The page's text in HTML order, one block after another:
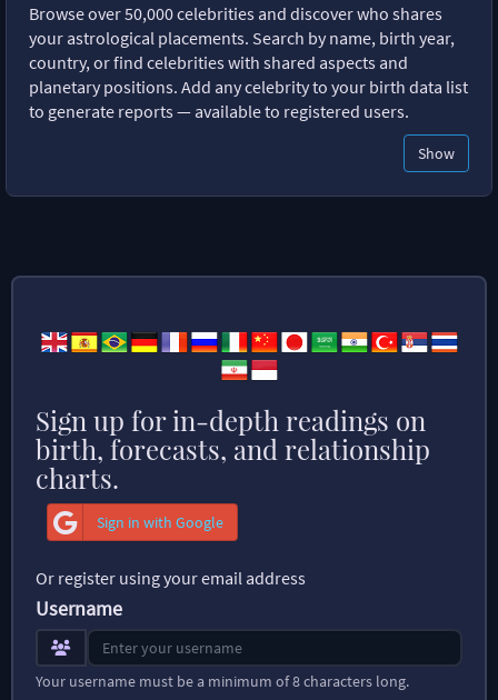
Browse over 50,000 celebrities and discover who shares
your astrological placements. Search by name, birth year,
country, or find celebrities with shared aspects and
planetary positions. Add any celebrity to your birth data list
to generate reports — available to registered users.
Show
Sign up for in-depth readings on
birth, forecasts, and relationship
charts.
Sign in with Google
Or register using your email address
Username
Your username must be a minimum of 8 characters long.